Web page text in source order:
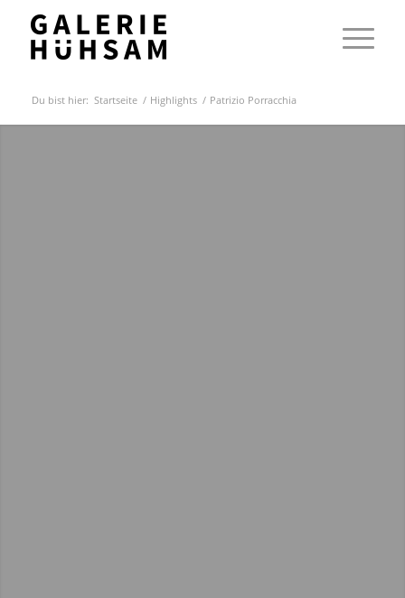
Du bist hier: Startseite / Highlights / Patrizio Porracchia